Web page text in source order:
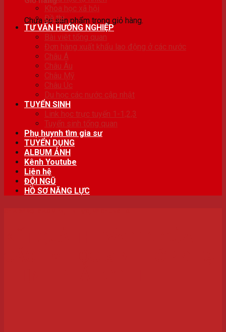
Chưa có sản phẩm trong giỏ hàng.
Khoa học xã hội
Đề thi
TƯ VẤN HƯỚNG NGHIỆP
Bài viêt tổng quan
Đơn hàng xuất khẩu lao động ở các nước
Châu Á
Châu Âu
Châu Mỹ
Châu Úc
Du học các nước cập nhật
TUYỂN SINH
Link học trực tuyến 1-1,2,3
Tuyển sinh tổng quan
Phụ huynh tìm gia sư
TUYỂN DỤNG
ALBUM ẢNH
Kênh Youtube
Liên hệ
ĐỘI NGŨ
HỒ SƠ NĂNG LỰC